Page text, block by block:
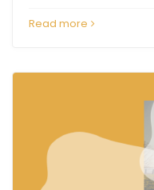
Read more